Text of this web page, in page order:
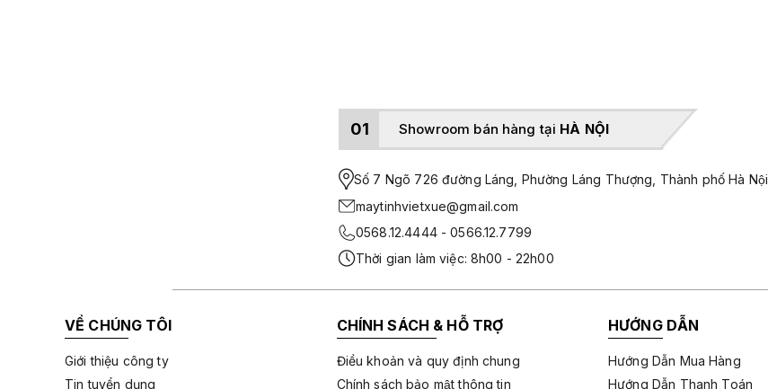
01 Showroom bán hàng tại HÀ NỘI
Số 7 Ngõ 726 đường Láng, Phường Láng Thượng, Thành phố Hà Nội
maytinhvietxue@gmail.com
0568.12.4444 - 0566.12.7799
Thời gian làm việc: 8h00 - 22h00
VỀ CHÚNG TÔI
Giới thiệu công ty
Tin tuyển dụng
CHÍNH SÁCH & HỖ TRỢ
Điều khoản và quy định chung
Chính sách bảo mật thông tin
HƯỚNG DẪN
Hướng Dẫn Mua Hàng
Hướng Dẫn Thanh Toán